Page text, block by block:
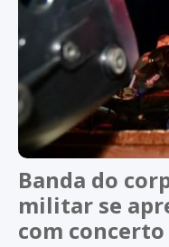
Banda do
militar se
com